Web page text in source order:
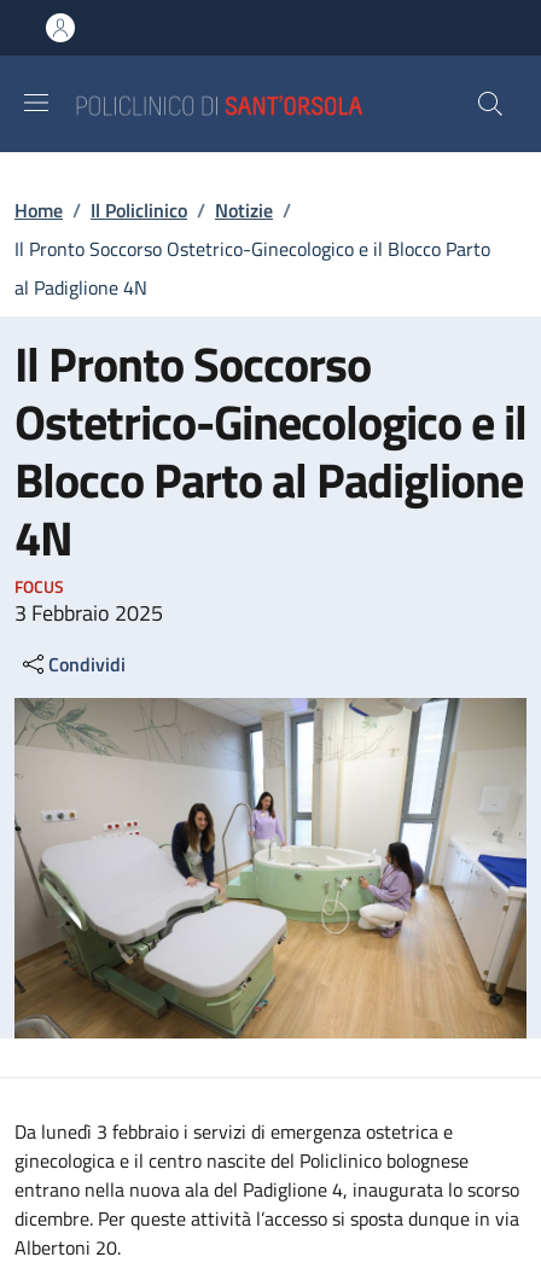
al contenuto principale
to footer content
Briciole di pane
Home / Il Policlinico / Notizie /
Il Pronto Soccorso Ostetrico-Ginecologico e il Blocco Parto
al Padiglione 4N
Il Pronto Soccorso
Ostetrico-Ginecologico e il
Blocco Parto al Padiglione
4N
FOCUS
3 Febbraio 2025
Condividi
Da lunedì 3 febbraio i servizi di emergenza ostetrica e
ginecologica e il centro nascite del Policlinico bolognese
entrano nella nuova ala del Padiglione 4, inaugurata lo scorso
dicembre. Per queste attività l’accesso si sposta dunque in via
Albertoni 20.